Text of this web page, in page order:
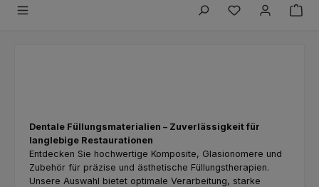
Du hast 0
Dentale Füllungsmaterialien – Zuverlässigkeit für
langlebige Restaurationen
Entdecken Sie hochwertige Komposite, Glasionomere und
Zubehör für präzise und ästhetische Füllungstherapien.
Unsere Auswahl bietet optimale Verarbeitung, starke